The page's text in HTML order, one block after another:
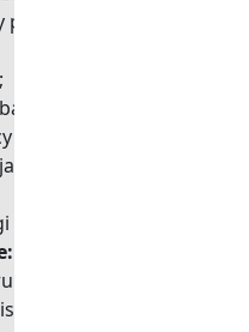
prawomocnym
danych Rejestru
na zatrudnienie na
pracy własnej,
komputera oraz
wykształcenia z
ustawy z dnia 27